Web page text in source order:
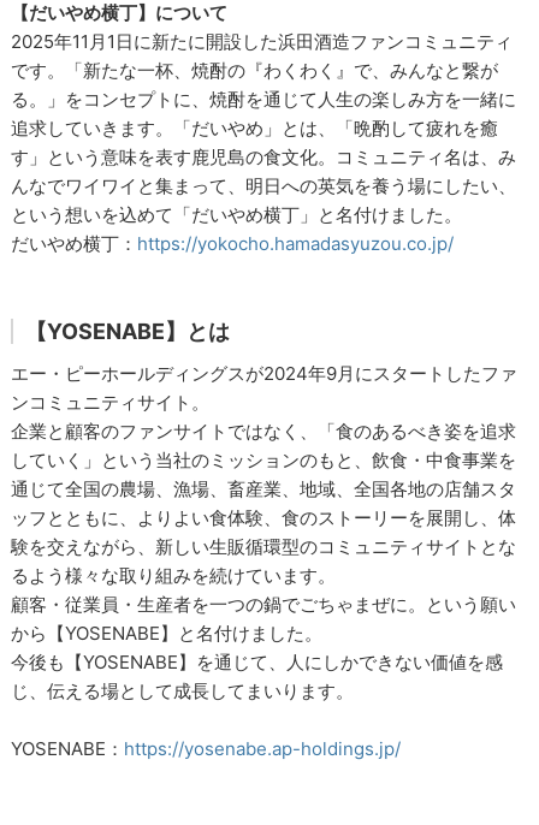
【だいやめ横丁】について
2025年11月1日に新たに開設した浜田酒造ファンコミュニティ
です。「新たな一杯、焼酎の『わくわく』で、みんなと繋が
る。」をコンセプトに、焼酎を通じて人生の楽しみ方を一緒に
追求していきます。「だいやめ」とは、「晩酌して疲れを癒
す」という意味を表す鹿児島の食文化。コミュニティ名は、み
んなでワイワイと集まって、明日への英気を養う場にしたい、
という想いを込めて「だいやめ横丁」と名付けました。
だいやめ横丁： https://yokocho.hamadasyuzou.co.jp/
【YOSENABE】とは
エー・ピーホールディングスが2024年9月にスタートしたファ
ンコミュニティサイト。
企業と顧客のファンサイトではなく、「食のあるべき姿を追求
していく」という当社のミッションのもと、飲食・中食事業を
通じて全国の農場、漁場、畜産業、地域、全国各地の店舗スタ
ッフとともに、よりよい食体験、食のストーリーを展開し、体
験を交えながら、新しい生販循環型のコミュニティサイトとな
るよう様々な取り組みを続けています。
顧客・従業員・生産者を一つの鍋でごちゃまぜに。という願い
から【YOSENABE】と名付けました。
今後も【YOSENABE】を通じて、人にしかできない価値を感
じ、伝える場として成長してまいります。
YOSENABE： https://yosenabe.ap-holdings.jp/